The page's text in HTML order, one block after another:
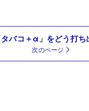
タバコ＋α」をどう打
次のページ